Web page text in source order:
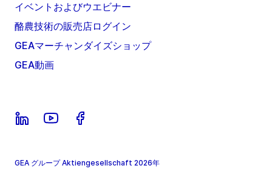
イベントおよびウエビナー
酪農技術の販売店ログイン
GEAマーチャンダイズショップ
GEA動画
GEA グループ Aktiengesellschaft 2026年